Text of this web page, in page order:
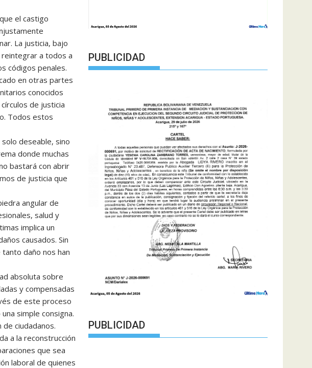
el castigo
La justicia, bajo
a todos a
códigos penales.
en otras partes
conocidos
de justicia
Todos estos
deseable, sino
donde muchas
bastará con abrir
de justicia que
angular de
salud y
implica un
causados. Sin
daño nos han
absoluta sobre
y compensadas
de este proceso
simple consigna.
ciudadanos.
a la reconstrucción
que sea
laboral de quienes
PUBLICIDAD
PUBLICIDAD